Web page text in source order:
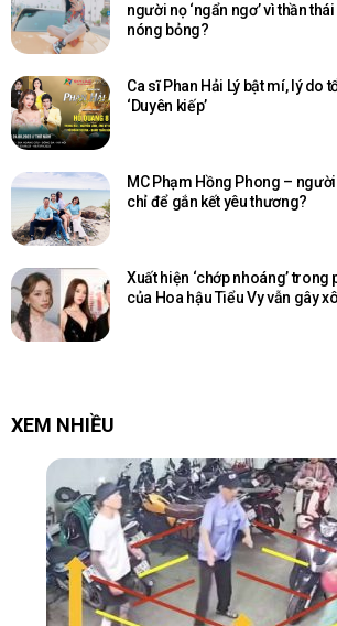
người nọ ‘ngẩn ngơ’ vì thần
nóng bỏng?
Ca sĩ Phan Hải Lý bật mí, lý do
‘Duyên kiếp’
MC Phạm Hồng Phong –
chỉ để gắn kết yêu thương?
Xuất hiện ‘chớp nhoáng’ trong
của Hoa hậu Tiểu Vy vẫn gây
XEM NHIỀU